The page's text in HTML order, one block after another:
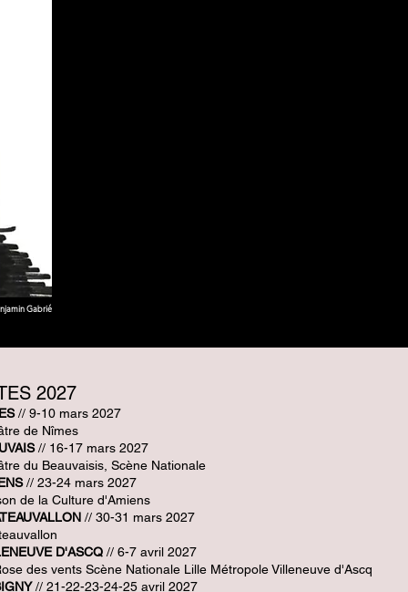
Gabrié
2027
// 9-10 mars 2027
de Nîmes
// 16-17 mars 2027
du Beauvaisis, Scène Nationale
// 23-24 mars 2027
de la Culture d'Amiens
// 30-31 mars 2027
D'ASCQ // 6-7 avril 2027
des vents Scène Nationale Lille Métropole Villeneuve d'Ascq
// 21-22-23-24-25 avril 2027